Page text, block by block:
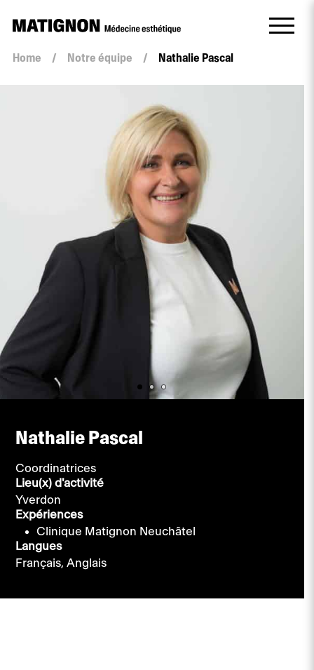
Home / Notre équipe / Nathalie Pascal
Nathalie Pascal
Coordinatrices
Lieu(x) d'activité
Yverdon
Expériences
Clinique Matignon Neuchâtel
Langues
Français, Anglais